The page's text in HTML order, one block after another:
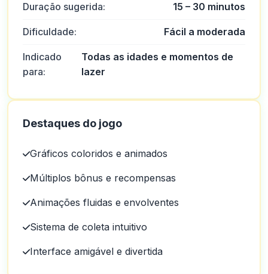
Duração sugerida: 15 – 30 minutos
Dificuldade: Fácil a moderada
Indicado
para:
Todas as idades e momentos de
lazer
Destaques do jogo
Gráficos coloridos e animados
Múltiplos bônus e recompensas
Animações fluidas e envolventes
Sistema de coleta intuitivo
Interface amigável e divertida